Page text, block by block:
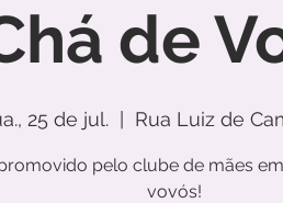
de
25 de jul. Rua Luiz de
pelo clube de mães
vovós!